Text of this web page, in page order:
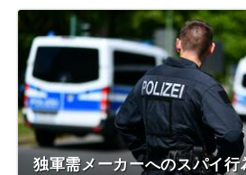
独軍需メーカーへのスパイ行